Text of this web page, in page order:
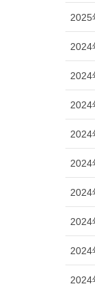
2025
2024
2024
2024
2024
2024
2024
2024
2024
2024